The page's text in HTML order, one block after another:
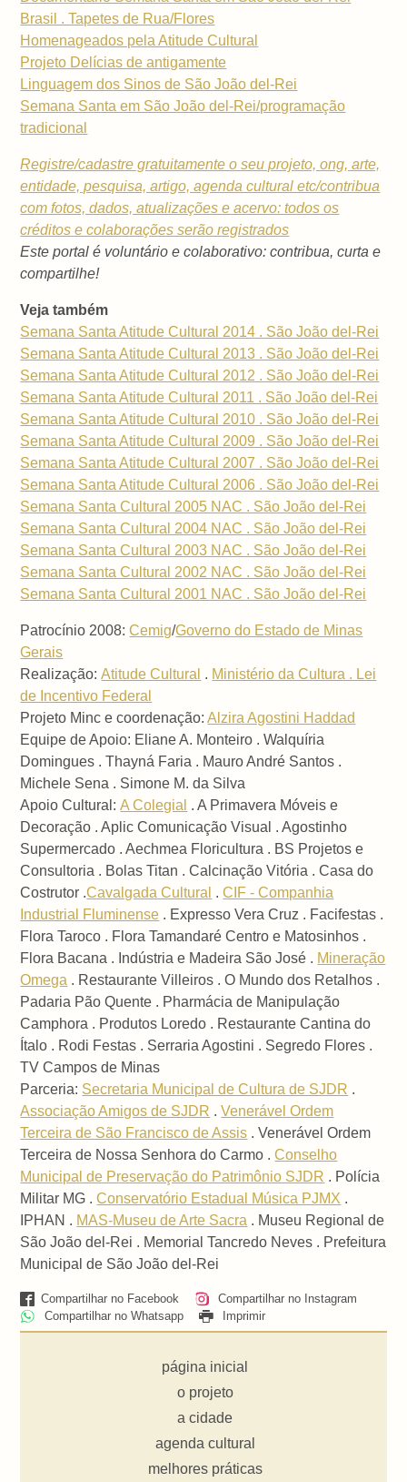
Brasil . Tapetes de Rua/Flores
Homenageados pela Atitude Cultural
Projeto Delícias de antigamente
Linguagem dos Sinos de São João del-Rei
Semana Santa em São João del-Rei/programação
tradicional
Registre/cadastre gratuitamente o seu projeto, ong, arte,
entidade, pesquisa, artigo, agenda cultural etc/contribua
com fotos, dados, atualizações e acervo: todos os
créditos e colaborações serão registrados
Este portal é voluntário e colaborativo: contribua, curta e
compartilhe!
Veja também
Semana Santa Atitude Cultural 2014 . São João del-Rei
Semana Santa Atitude Cultural 2013 . São João del-Rei
Semana Santa Atitude Cultural 2012 . São João del-Rei
Semana Santa Atitude Cultural 2011 . São João del-Rei
Semana Santa Atitude Cultural 2010 . São João del-Rei
Semana Santa Atitude Cultural 2009 . São João del-Rei
Semana Santa Atitude Cultural 2007 . São João del-Rei
Semana Santa Atitude Cultural 2006 . São João del-Rei
Semana Santa Cultural 2005 NAC . São João del-Rei
Semana Santa Cultural 2004 NAC . São João del-Rei
Semana Santa Cultural 2003 NAC . São João del-Rei
Semana Santa Cultural 2002 NAC . São João del-Rei
Semana Santa Cultural 2001 NAC . São João del-Rei
Patrocínio 2008:Cemig/Governo do Estado de Minas
Gerais
Realização:Atitude Cultural . Ministério da Cultura . Lei
de Incentivo Federal
Projeto Minc e coordenação:Alzira Agostini Haddad
Equipe de Apoio: Eliane A. Monteiro . Walquíria
Domingues . Thayná Faria . Mauro André Santos .
Michele Sena . Simone M. da Silva
Apoio Cultural:A Colegial . A Primavera Móveis e
Decoração . Aplic Comunicação Visual . Agostinho
Supermercado . Aechmea Floricultura . BS Projetos e
Consultoria . Bolas Titan . Calcinação Vitória . Casa do
Costrutor .Cavalgada Cultural .CIF - Companhia
Industrial Fluminense . Expresso Vera Cruz . Facifestas .
Flora Taroco . Flora Tamandaré Centro e Matosinhos .
Flora Bacana . Indústria e Madeira São José . Mineração
Omega . Restaurante Villeiros . O Mundo dos Retalhos .
Padaria Pão Quente . Pharmácia de Manipulação
Camphora . Produtos Loredo . Restaurante Cantina do
Ítalo . Rodi Festas . Serraria Agostini . Segredo Flores .
TV Campos de Minas
Parceria: Secretaria Municipal de Cultura de SJDR .
Associação Amigos de SJDR .Venerável Ordem
Terceira de São Francisco de Assis . Venerável Ordem
Terceira de Nossa Senhora do Carmo .Conselho
Municipal de Preservação do Patrimônio SJDR . Polícia
Militar MG .Conservatório Estadual Música PJMX .
IPHAN . MAS-Museu de Arte Sacra . Museu Regional de
São João del-Rei . Memorial Tancredo Neves . Prefeitura
Municipal de São João del-Rei
Compartilhar no Facebook
Compartilhar no Instagram
Compartilhar no Whatsapp
Imprimir
página inicial
o projeto
a cidade
agenda cultural
melhores práticas